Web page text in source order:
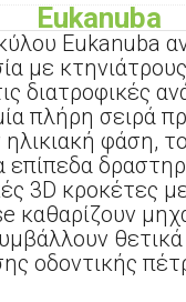
μειωμένα λιπαρά
Eukanuba
Eukanuba
με
διατροφικές
πλήρη σειρά
φάση,
επίπεδα
3D κροκέτες
καθαρίζουν
οδοντικής